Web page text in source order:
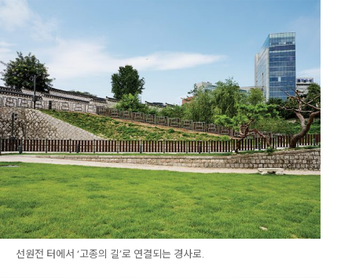
선원전 터에서 ‘고종의 길’로 연결되는 경사로.